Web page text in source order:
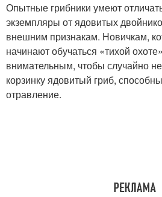
Опытные грибники умеют
экземпляры от ядовитых
внешним признакам. Новичкам,
начинают обучаться «тихой
внимательным, чтобы случайно
корзинку ядовитый гриб,
отравление.